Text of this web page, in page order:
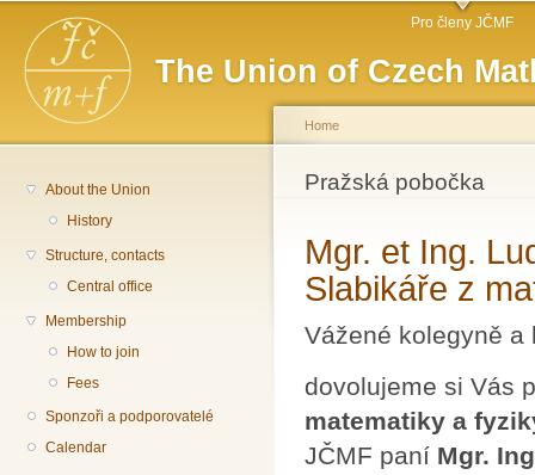
The Union of Czech
Main menu Pro členy JČMF
About the Union
History
Structure, contacts
Central office
Membership
How to join
Fees
Sponzoři a podporovatelé
Calendar
You are here
Home
Pražská pobočka
Mgr. et Ing.
Slabikáře z
Vážené kolegyně a
dovolujeme si Vás
matematiky a
JČMF paní Mgr.